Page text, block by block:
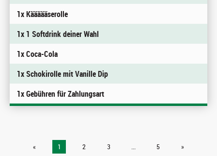
1x Käääääserolle
1x 1 Softdrink deiner Wahl
1x Coca-Cola
1x Schokirolle mit Vanille Dip
1x Gebühren für Zahlungsart
« 1 2 3 ... 5 »